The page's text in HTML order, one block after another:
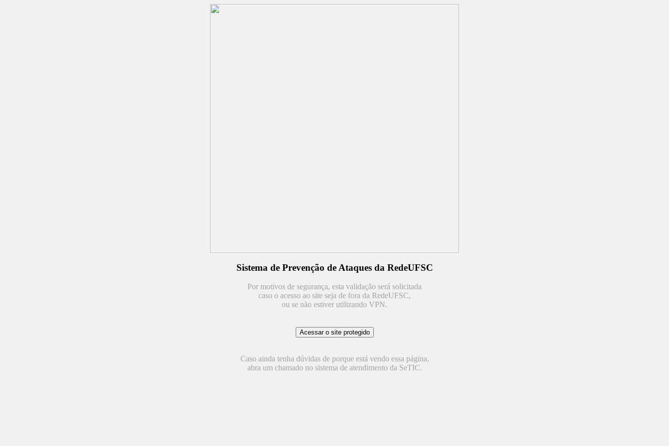
Sistema de Prevenção de Ataques da RedeUFSC
Por motivos de segurança, esta validação será solicitada
caso o acesso ao site seja de fora da RedeUFSC,
ou se não estiver utilizando VPN.
Caso ainda tenha dúvidas de porque está vendo essa página,
abra um chamado no sistema de atendimento da SeTIC.